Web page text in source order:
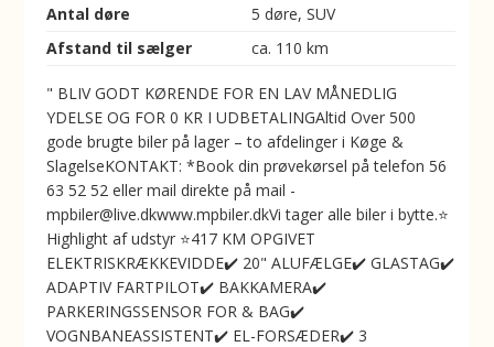
Antal døre
5 døre, SUV
Afstand til sælger
ca. 110 km
" BLIV GODT KØRENDE FOR EN LAV MÅNEDLIG
YDELSE OG FOR 0 KR I UDBETALINGAltid Over 500
gode brugte biler på lager – to afdelinger i Køge &
SlagelseKONTAKT: *Book din prøvekørsel på telefon 56
63 52 52 eller mail direkte på mail -
mpbiler@live.dkwww.mpbiler.dkVi tager alle biler i bytte.⭐
Highlight af udstyr ⭐417 KM OPGIVET
ELEKTRISKRÆKKEVIDDE✔️ 20" ALUFÆLGE✔️ GLASTAG✔️
ADAPTIV FARTPILOT✔️ BAKKAMERA✔️
PARKERINGSSENSOR FOR & BAG✔️
VOGNBANEASSISTENT✔️ EL-FORSÆDER✔️ 3